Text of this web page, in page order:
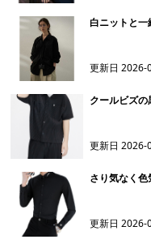
白ニットと
更新日2026-
クールビズ
更新日2026-
さり気なく
更新日2026-